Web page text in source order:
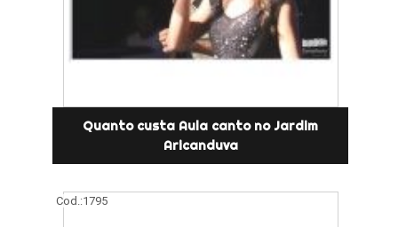
Quanto custa Aula canto no Jardim
Aricanduva
Cod.:1795